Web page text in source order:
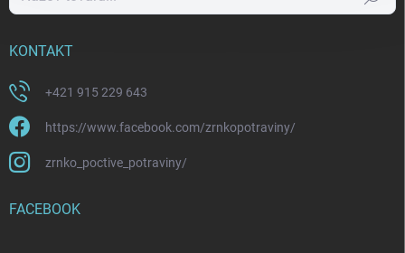
KONTAKT
+421 915 229 643
https://www.facebook.com/zrnkopotraviny/
zrnko_poctive_potraviny/
FACEBOOK